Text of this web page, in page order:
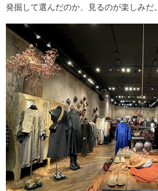
発掘して選んだのか、見るのが楽しみだ。